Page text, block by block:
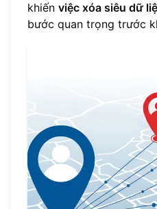
khiến việc xóa siêu dữ
bước quan trọng trước